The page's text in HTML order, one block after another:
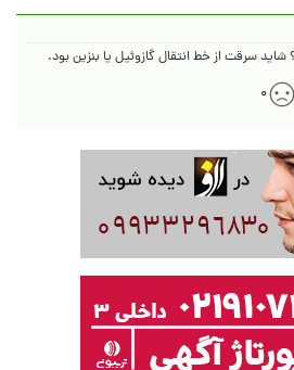
سرقت از خط انتقال گازوئیل یا بنزین بود.
۰